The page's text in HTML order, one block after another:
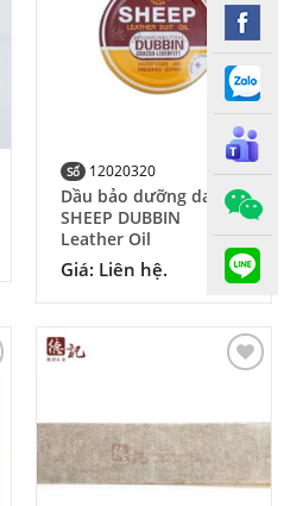
Số 12020320
Dầu bảo dưỡng da
SHEEP DUBBIN
Leather Oil
Giá: Liên hệ.